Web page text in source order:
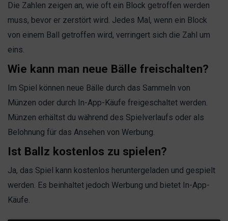
Die Zahlen zeigen an, wie oft ein Block getroffen werden
muss, bevor er zerstört wird. Jedes Mal, wenn ein Block
von einem Ball getroffen wird, verringert sich die Zahl um
eins.
Wie kann man neue Bälle freischalten?
Im Spiel können neue Bälle durch das Sammeln von
Münzen oder durch In-App-Käufe freigeschaltet werden.
Münzen erhältst du während des Spielverlaufs oder als
Belohnung für das Ansehen von Werbung.
Ist Ballz kostenlos zu spielen?
Ja, das Spiel kann kostenlos heruntergeladen und gespielt
werden. Es beinhaltet jedoch Werbung und bietet In-App-
Käufe.